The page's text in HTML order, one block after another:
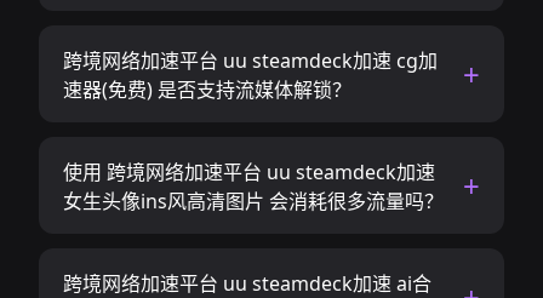
跨境网络加速平台 uu steamdeck加速 cg加
速器(免费) 是否支持流媒体解锁？
使用 跨境网络加速平台 uu steamdeck加速
女生头像ins风高清图片 会消耗很多流量吗？
跨境网络加速平台 uu steamdeck加速 ai合